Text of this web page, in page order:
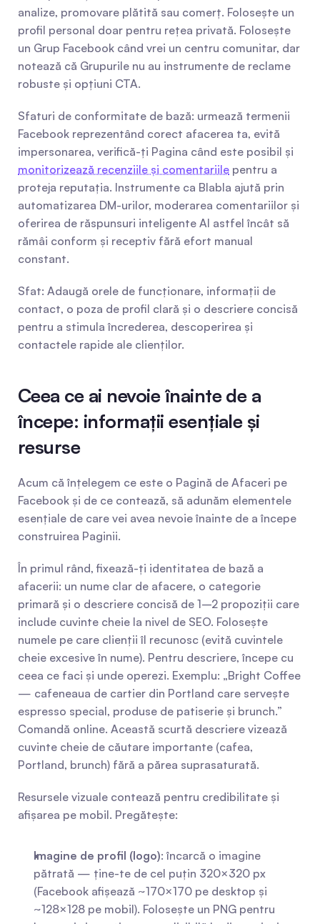
analize, promovare plătită sau comerț. Folosește un
profil personal doar pentru rețea privată. Folosește
un Grup Facebook când vrei un centru comunitar, dar
notează că Grupurile nu au instrumente de reclame
robuste și opțiuni CTA.
Sfaturi de conformitate de bază: urmează termenii
Facebook reprezentând corect afacerea ta, evită
monitorizează recenziile și comentariile pentru a
proteja reputația. Instrumente ca Blabla ajută prin
automatizarea DM-urilor, moderarea comentariilor și
oferirea de răspunsuri inteligente AI astfel încât să
rămâi conform și receptiv fără efort manual
constant.
Sfat: Adaugă orele de funcționare, informații de
contact, o poza de profil clară și o descriere concisă
pentru a stimula încrederea, descoperirea și
contactele rapide ale clienților.
Ceea ce ai nevoie înainte de a
începe: informații esențiale și
resurse
Acum că înțelegem ce este o Pagină de Afaceri pe
Facebook și de ce contează, să adunăm elementele
esențiale de care vei avea nevoie înainte de a începe
construirea Paginii.
În primul rând, fixează-ți identitatea de bază a
afacerii: un nume clar de afacere, o categorie
primară și o descriere concisă de 1–2 propoziții care
include cuvinte cheie la nivel de SEO. Folosește
numele pe care clienții îl recunosc (evită cuvintele
cheie excesive în nume). Pentru descriere, începe cu
ceea ce faci și unde operezi. Exemplu: „Bright Coffee
— cafeneaua de cartier din Portland care servește
espresso special, produse de patiserie și brunch.”
Comandă online. Această scurtă descriere vizează
cuvinte cheie de căutare importante (cafea,
Portland, brunch) fără a părea suprasaturată.
Resursele vizuale contează pentru credibilitate și
afișarea pe mobil. Pregătește:
Imagine de profil (logo): încarcă o imagine
pătrată — ține-te de cel puțin 320×320 px
(Facebook afișează ~170×170 pe desktop și
~128×128 pe mobil). Folosește un PNG pentru